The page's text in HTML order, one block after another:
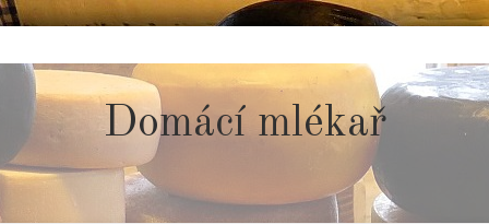
to
content
Domácí mlékař